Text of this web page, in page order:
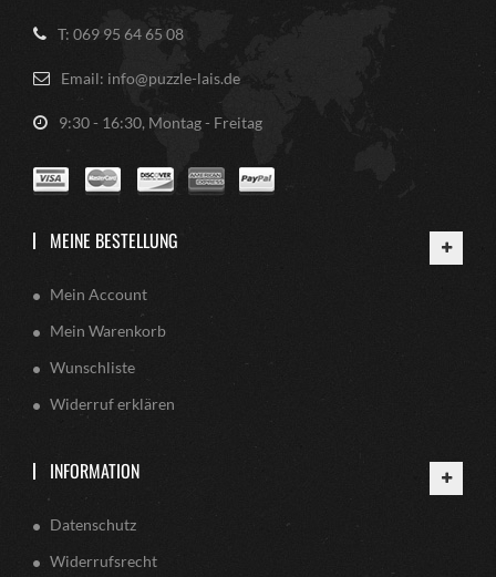
T: 069 95 64 65 08
Email: info@puzzle-lais.de
9:30 - 16:30, Montag - Freitag
MEINE BESTELLUNG
Mein Account
Mein Warenkorb
Wunschliste
Widerruf erklären
INFORMATION
Datenschutz
Widerrufsrecht